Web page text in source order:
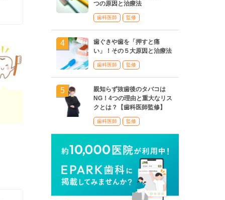
つの原因と治療法
歯科医師 監修
歯ぐきや歯を「押すと痛
い」！その５大原因と治療法
歯科医師 監修
親知らず抜歯後のタバコは
NG！4つの理由と重大なリス
クとは？【歯科医師監修】
歯科医師 監修